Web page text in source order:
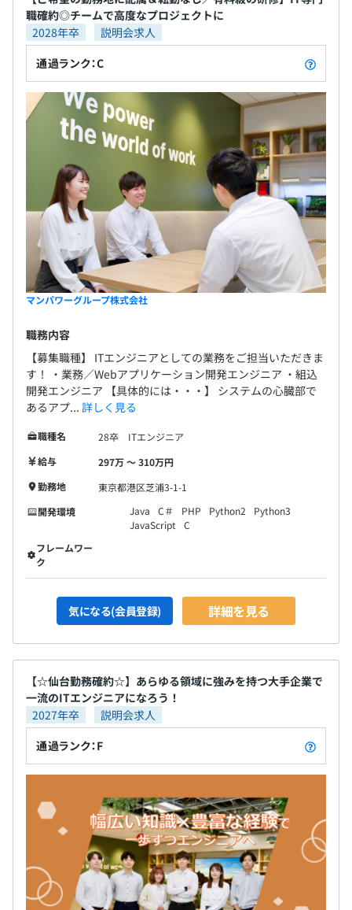
職確約◎チームで高度なプロジェクトに
2028年卒
説明会求人
通過ランク：C
マンパワーグループ株式会社
職務内容
【募集職種】 ITエンジニアとしての業務をご担当いただきま
す！ ・業務／Webアプリケーション開発エンジニア ・組込
開発エンジニア 【具体的には・・・】 システムの心臓部で
あるアプ... 詳しく見る
職種名
28卒 ITエンジニア
給与
297万 〜 310万円
勤務地
東京都港区芝浦3-1-1
開発環境
Java C＃ PHP Python2
Python3
JavaScript
C
フレームワー
ク
気になる(会員登録) 詳細を見る
【☆仙台勤務確約☆】あらゆる領域に強みを持つ大手企業で
一流のITエンジニアになろう！
2027年卒
説明会求人
通過ランク：F